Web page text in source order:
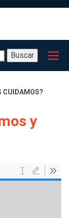
Buscar
CUIDAMOS?
y